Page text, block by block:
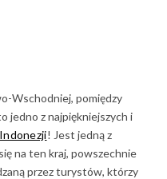
Wschodniej, pomiędzy
jedno z najpiękniejszych i
Indonezji! Jest jedną z
na ten kraj, powszechnie
przez turystów, którzy